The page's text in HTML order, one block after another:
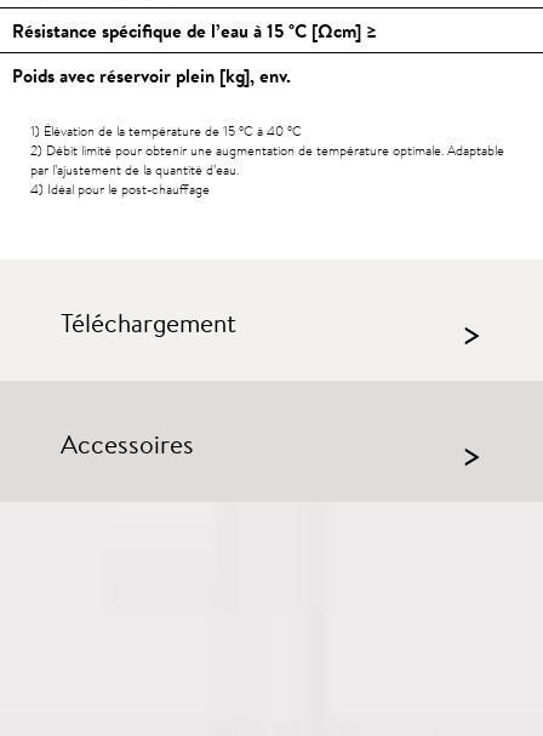
Résistance spécifique de l’eau à 15°C [Ωcm] ≥
Poids avec réservoir plein [kg], env.
1) Élévation de la température de 15°Cà 40°C
2) Débit limité pour obtenir une augmentation de température optimale. Adaptable
par l’ajustement de la quantité d’eau.
4) Idéal pour le post-chauffage
Téléchargement >
Accessoires >